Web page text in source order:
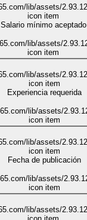
Salario mínimo aceptado
Experiencia requerida
Fecha de publicación